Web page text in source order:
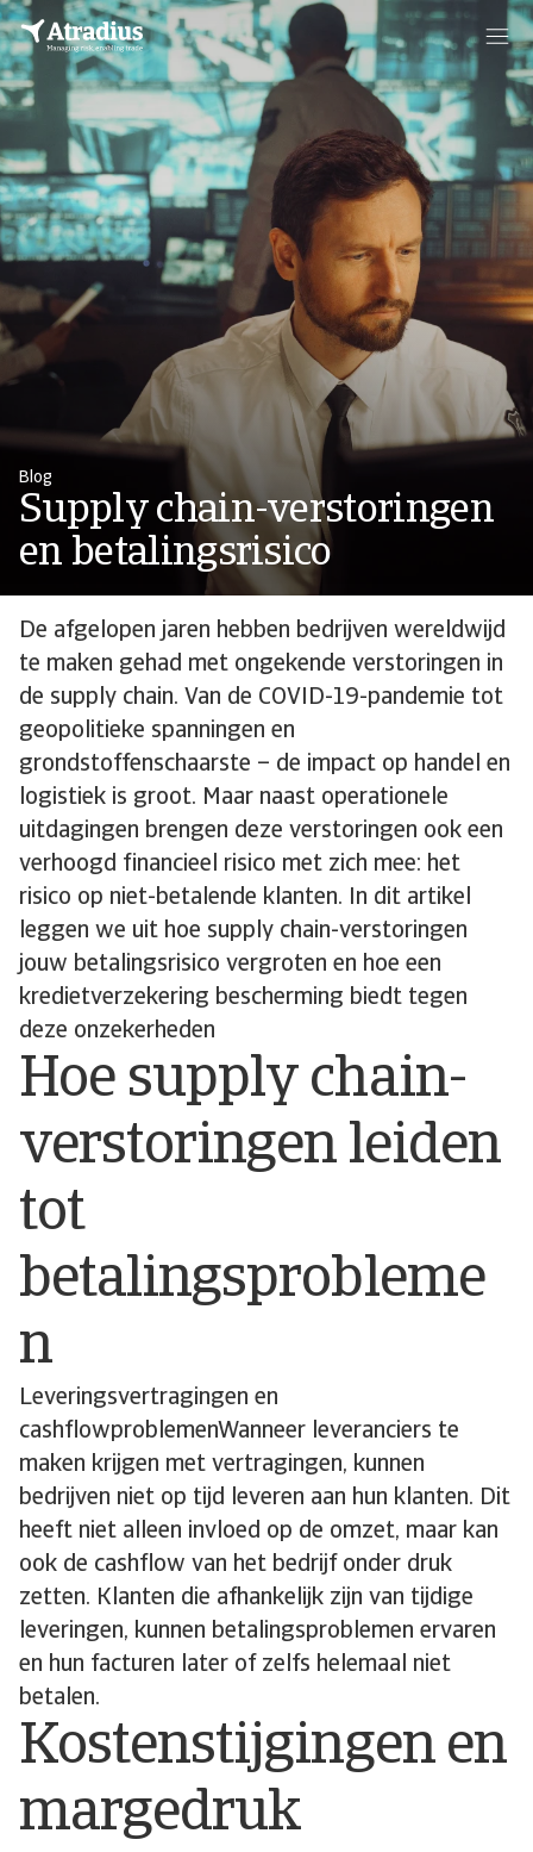
Blog
Supply chain-verstoringen
en betalingsrisico
De afgelopen jaren hebben bedrijven wereldwijd
te maken gehad met ongekende verstoringen in
de supply chain. Van de COVID-19-pandemie tot
geopolitieke spanningen en
grondstoffenschaarste – de impact op handel en
logistiek is groot. Maar naast operationele
uitdagingen brengen deze verstoringen ook een
verhoogd financieel risico met zich mee: het
risico op niet-betalende klanten. In dit artikel
leggen we uit hoe supply chain-verstoringen
jouw betalingsrisico vergroten en hoe een
kredietverzekering bescherming biedt tegen
deze onzekerheden
Hoe supply chain-
verstoringen leiden
tot
betalingsprobleme
n
Leveringsvertragingen en
cashflowproblemenWanneer leveranciers te
maken krijgen met vertragingen, kunnen
bedrijven niet op tijd leveren aan hun klanten. Dit
heeft niet alleen invloed op de omzet, maar kan
ook de cashflow van het bedrijf onder druk
zetten. Klanten die afhankelijk zijn van tijdige
leveringen, kunnen betalingsproblemen ervaren
en hun facturen later of zelfs helemaal niet
betalen.
Kostenstijgingen en
margedruk